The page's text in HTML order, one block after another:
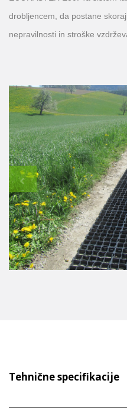
drobljencem, da postane
nepravilnosti in stroške
Tehnične specifikacije